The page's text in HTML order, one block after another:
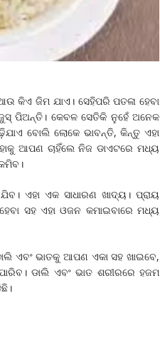
କିଏ ଜିମ ଯାଏ। ସେହିପରି ପତଳା ହେବା
ପିଅନ୍ତି। କେବଳ ସେତିକି ନୁହେଁ ଅନେକ
ବୋଲି ଲୋକେ ଭାବନ୍ତି, କିନ୍ତୁ ଏହା
ଆପଣ ଚାହିଁଲେ ନିଜ ଡାଏଟରେ ମଧ୍ୟ
ଏହା ଏକ ସାଧାରଣ ଖାଦ୍ୟ। ପ୍ରାୟ
ସହ ଏହା ଓଜନ କମାଇବାରେ ମଧ୍ୟ
ଏବଂ ଭାତକୁ ଆପଣ ଏକା ସହ ଖାଇବେ,
ଡାଲି ଏବଂ ଭାତ ଶରୀରରେ ହଜମ